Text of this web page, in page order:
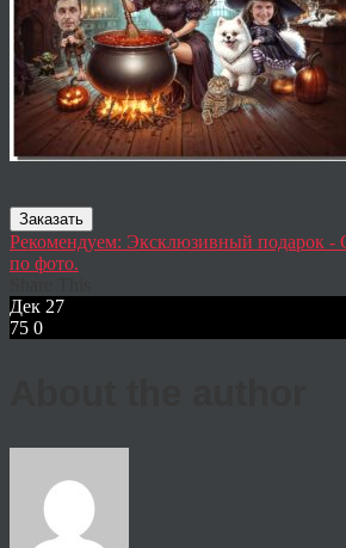
Заказать
Рекомендуем: Эксклюзивный подарок -
по фото.
Дек 27
75 0